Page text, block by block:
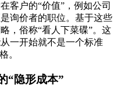
客户的“价值”，例如公司
询价者的职位。基于这些
，俗称“看人下菜碟”。这
一开始就不是一个标准
。
“隐形成本”